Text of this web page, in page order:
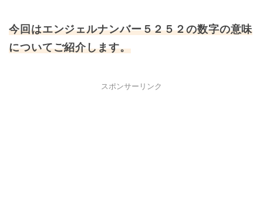
今回はエンジェルナンバー５２５２の数字の意味
についてご紹介します。
スポンサーリンク